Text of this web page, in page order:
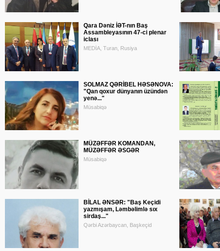
Qara Dəniz İƏT-nın Baş
Assambleyasının 47-ci plenar
iclası
MEDİA, Turan, Rusiya
SOLMAZ QƏRİBEL HƏSƏNOVA:
"Qan qoxur dünyanın üzündən
yenə..."
Müsabiqə
MÜZƏFFƏR KOMANDAN,
MÜZƏFFƏR ƏSGƏR
Müsabiqə
BİLAL ƏNSƏR: "Baş Keçidi
yazmışam, Ləmbəlimlə sıx
sirdaş..."
Qərbi Azərbaycan, Başkeçid